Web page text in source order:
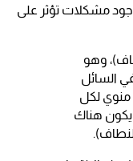
مشكلات تؤثر على
وهو
السائل
حيوان منوي لكل
يكون هناك